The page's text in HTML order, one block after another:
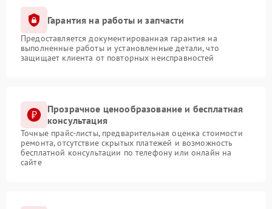
Гарантия на работы и запчасти
Предоставляется документированная гарантия на
выполненные работы и установленные детали, что
защищает клиента от повторных неисправностей
Прозрачное ценообразование и бесплатная
консультация
Точные прайс-листы, предварительная оценка стоимости
ремонта, отсутствие скрытых платежей и возможность
бесплатной консультации по телефону или онлайн на
сайте